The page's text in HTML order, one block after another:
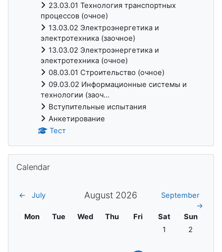
23.03.01 Технология транспортных
процессов (очное)
13.03.02 Электроэнергетика и
электротехника (заочное)
13.03.02 Электроэнергетика и
электротехника (очное)
08.03.01 Строительство (очное)
09.03.02 Информационные системы и
технологии (заоч...
Вступительные испытания
Анкетирование
Тест
Calendar
← July August 2026
September
→
Monday
Mon Tuesday
Tue Wednesday
Wed Thursday
Thu Friday
Fri Saturday
Sat Sunday
Sun
No events,
1 No
2